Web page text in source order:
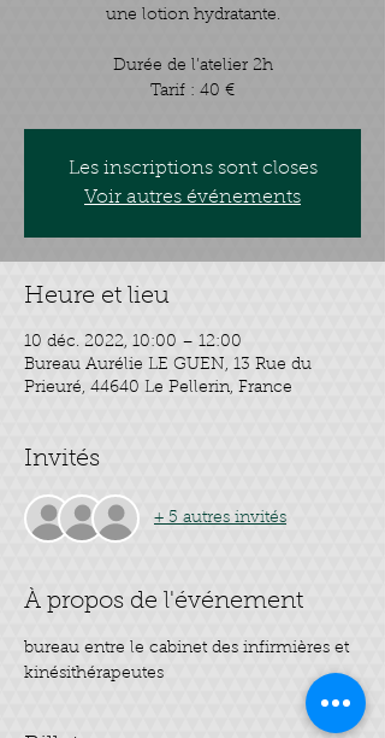
une lotion hydratante.
Durée de l’atelier 2h
Tarif : 40 €
Les inscriptions sont closes
Voir autres événements
Heure et lieu
10 déc. 2022, 10:00 – 12:00
Bureau Aurélie LE GUEN, 13 Rue du
Prieuré, 44640 Le Pellerin, France
Invités
+ 5 autres invités
À propos de l'événement
bureau entre le cabinet des infirmières et
kinésithérapeutes